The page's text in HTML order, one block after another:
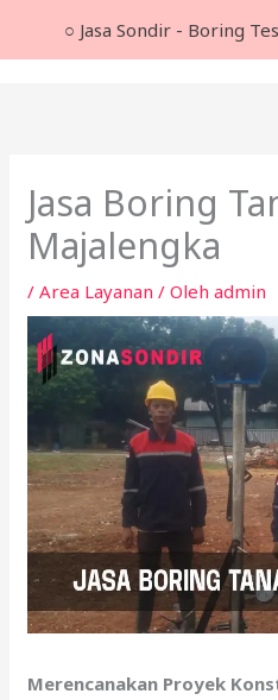
○ Jasa Sondir - Boring
Jasa Boring
Majalengka
/Area Layanan / Olehadmin
Merencanakan Proyek